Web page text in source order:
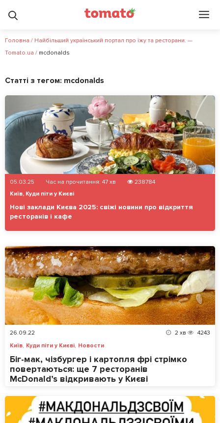
Головна / Найбільший український портал про їжу та ресторани. —
Tomato.ua / mcdonalds
Статті з тегом: mcdonalds
05.03.25 Час на прочитання: 47 хв
238784
Київ, Куди піти у Києві
Нові заклади Києва 2025: свіжі новини про відкриття
ресторанів і кафе
26.09.22 2 хв
4243
Київ, Куди піти у Києві, Новости
Біг-мак, чізбургер і картопля фрі стрімко
повертаються: ще 7 ресторанів
McDonald’s відкривають у Києві